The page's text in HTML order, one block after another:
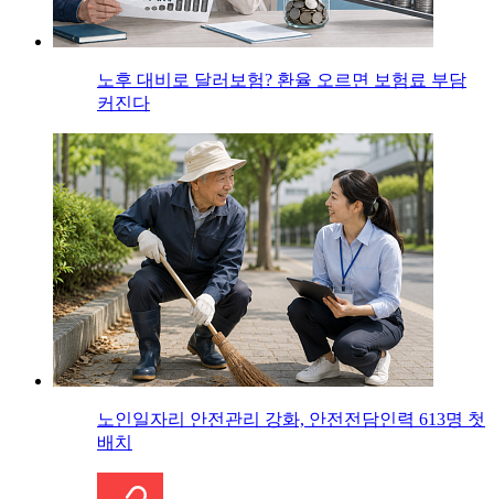
노후 대비로 달러보험? 환율 오르면 보험료 부담
커진다
노인일자리 안전관리 강화, 안전전담인력 613명 첫
배치